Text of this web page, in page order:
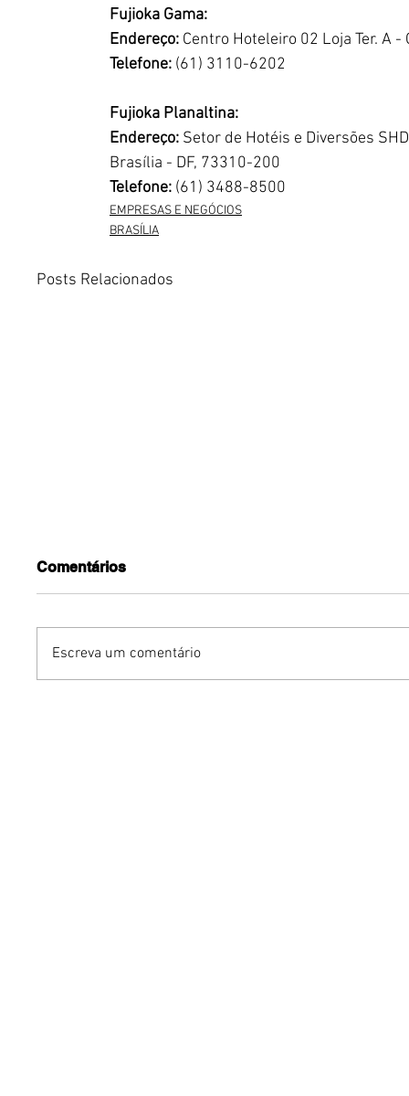
Fujioka Gama:
Endereço: Centro Hoteleiro 02 Loja Ter. A
Telefone: (61) 3110-6202
Fujioka Planaltina:
Endereço: Setor de Hotéis e Diversões
Brasília - DF, 73310-200
Telefone: (61) 3488-8500
EMPRESAS E NEGÓCIOS
BRASÍLIA
Posts Relacionados
Comentários
Escreva um comentário